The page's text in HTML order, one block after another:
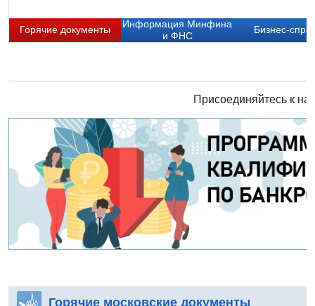
Горячие документы
Информация Минфина
и ФНС
Бизнес-
Присоединяйтесь к
Горячие московские документы